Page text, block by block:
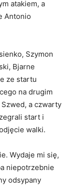
atakiem, a
Antonio
Szymon
Bjarne
ze startu
na drugim
a czwarty
start i
walki.
Wydaje mi się,
niepotrzebnie
odsypany